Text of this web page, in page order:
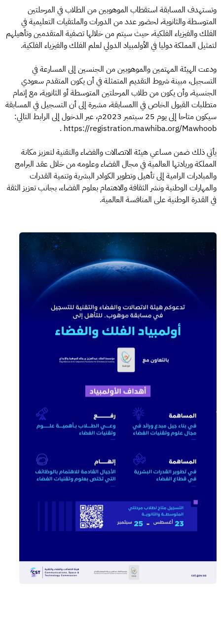
وتستهدف المسابقة استقطاب الموهوبين من الطلاب في المرحلتين
المتوسطة والثانوية، لحضور عدد من الدورات والملتقيات التعليمية في
الفلك والفيزياء الفلكية، حيث سيتم من خلالها تصفية المتقدمين وتأهيلهم
لتمثيل المملكة دوليا في الأولمبياد الدولي لعلم الفلك والفيزياء الفلكية.
ودعت الهيئة المهتمين والموهوبين من الجنسين إلى المسارعة في
التسجيل، مبينة شروط التقديم المتمثلة في أن يكون المتقدم سعودي
الجنسية، وأن يكون من طلاب المرحلتين المتوسطة أو الثانوية، مع إتمام
متطلبات القبول الخاص في االمسابقة، مشيرة إلى أن التسجيل في المسابقة
سيكون متاحا إلى يوم 25 سبتمبر 2023م، عبر الدخول إلى الرابط التالي:
https://registration.mawhiba.org/Mawhoob .
يأتي ذلك ضمن مساعي هيئة الاتصالات والفضاء والتقنية لتعزيز مكانة
المملكة وريادتها العالمية في مجال الفضاء وعلومه من خلال عقد البرامج
والمبادرات الرامية إلى تأهيل وتطوير الكوادر البشرية وتنمية القدرات
والمهارات الوطنية ونشر الثقافة والاهتمام بعلوم الفضاء، بجانب تعزيز الثقة
في القدرة الوطنية على المنافسة العالمية.